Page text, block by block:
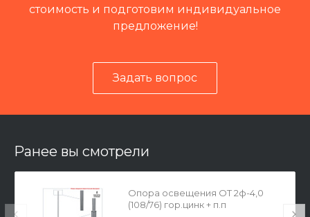
стоимость и подготовим индивидуальное
предложение!
Задать вопрос
Ранее вы смотрели
Опора освещения ОТ 2ф-4,0
(108/76) гор.цинк + п.п